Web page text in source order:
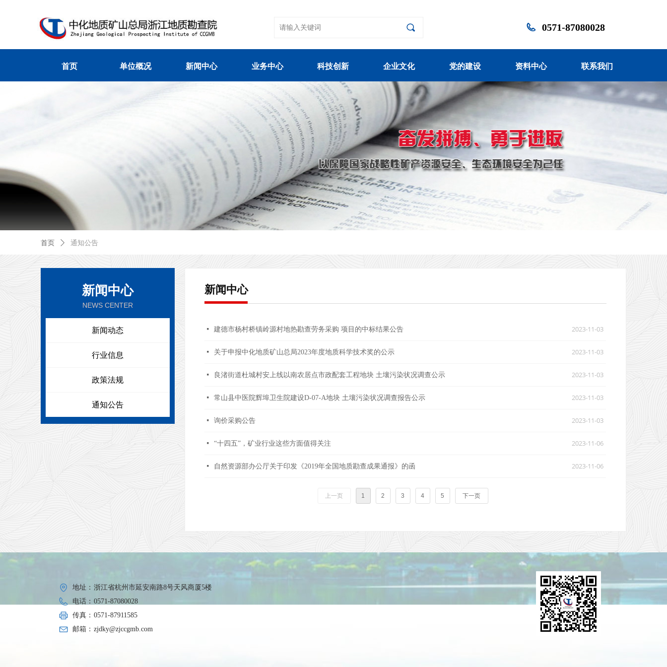
0571-87080028
끠
首页 单位概况 新闻中心 业务中心
业务中心
科技创新
科技创新
企业文化
企业文化
党的建设
党的建设
资料中心
资料中心
联系我们
联系我们
首页 ꄲ 通知公告
新闻中心
NEWS CENTER
新闻动态
行业信息
政策法规
通知公告
新闻中心
2023-11-03
넷 建德市杨村桥镇岭源村地热勘查劳务采购 项目的中标结果公告
2023-11-03
넷 关于申报中化地质矿山总局2023年度地质科学技术奖的公示
2023-11-03
넷 良渚街道杜城村安上线以南农居点市政配套工程地块 土壤污染状况调查公示
2023-11-03
넷 常山县中医院辉埠卫生院建设D-07-A地块 土壤污染状况调查报告公示
2023-11-03
넷 询价采购公告
2023-11-06
넷 “十四五”，矿业行业这些方面值得关注
2023-11-06
넷 自然资源部办公厅关于印发《2019年全国地质勘查成果通报》的函
上一页 1 2 3 4 5 下一页
地址： 浙江省杭州市延安南路8号天风商厦5楼
电话： 0571-87080028
传真： 0571-87911585
邮箱： zjdky@zjccgmb.com